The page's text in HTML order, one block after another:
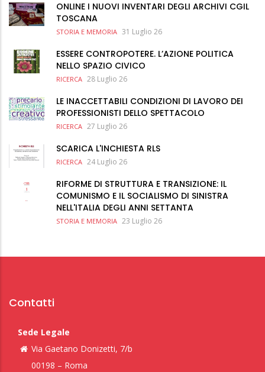
ONLINE I NUOVI INVENTARI DEGLI ARCHIVI CGIL
TOSCANA
STORIA E MEMORIA 31 Luglio 26
ESSERE CONTROPOTERE. L’AZIONE POLITICA
NELLO SPAZIO CIVICO
RICERCA 28 Luglio 26
LE INACCETTABILI CONDIZIONI DI LAVORO DEI
PROFESSIONISTI DELLO SPETTACOLO
RICERCA 27 Luglio 26
SCARICA L'INCHIESTA RLS
RICERCA 24 Luglio 26
RIFORME DI STRUTTURA E TRANSIZIONE: IL
COMUNISMO E IL SOCIALISMO DI SINISTRA
NELL'ITALIA DEGLI ANNI SETTANTA
STORIA E MEMORIA 23 Luglio 26
Contatti
Sede Legale
Via Gaetano Donizetti, 7/b
00198 – Roma